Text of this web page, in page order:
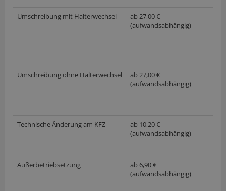
Umschreibung mit Halterwechsel
ab 27,00 €
(aufwandsabhängig)
Umschreibung ohne Halterwechsel
ab 27,00 €
(aufwandsabhängig)
Technische Änderung am KFZ
ab 10,20 €
(aufwandsabhängig)
Außerbetriebsetzung
ab 6,90 €
(aufwandsabhängig)